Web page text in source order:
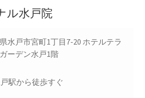
ル水戸院
水戸市宮町1丁目7-20 ホテルテラ
ーデン水戸1階
駅から徒歩すぐ